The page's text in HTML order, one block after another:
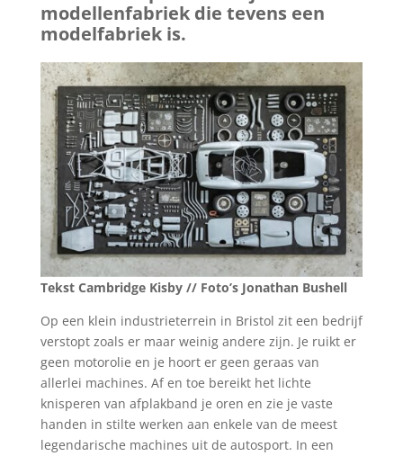
modellenfabriek die tevens een
modelfabriek is.
Tekst Cambridge Kisby // Foto’s Jonathan Bushell
Op een klein industrieterrein in Bristol zit een bedrijf
verstopt zoals er maar weinig andere zijn. Je ruikt er
geen motorolie en je hoort er geen geraas van
allerlei machines. Af en toe bereikt het lichte
knisperen van afplakband je oren en zie je vaste
handen in stilte werken aan enkele van de meest
legendarische machines uit de autosport. In een